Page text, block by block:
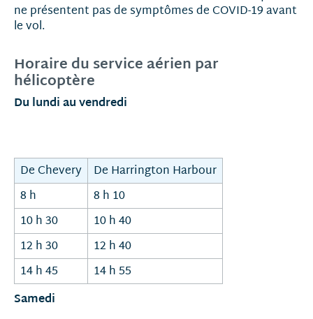
ne présentent pas de symptômes de COVID-19 avant
le vol.
Horaire du service aérien par
hélicoptère
Du lundi au vendredi
De Chevery
De Harrington Harbour
8 h
8 h 10
10 h 30
10 h 40
12 h 30
12 h 40
14 h 45
14 h 55
Samedi